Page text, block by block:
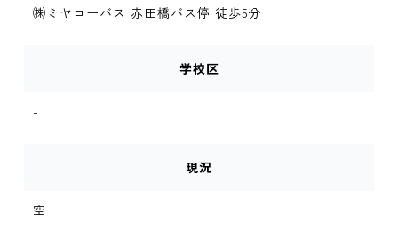
㈱ミヤコーバス 赤田橋バス停 徒歩5分
学校区
-
現況
空